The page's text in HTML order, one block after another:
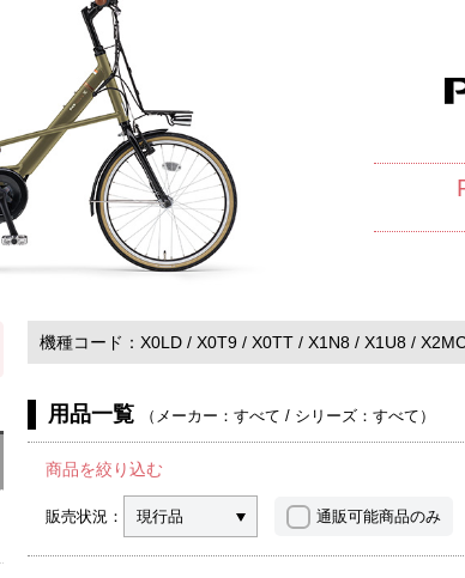
機種コード X0LD X0T9 X0TT X1N8 X1U8
用品一覧 （ メーカー：すべて / シリーズ：すべて ）
商品を絞り込む
販売状況： 現行品 通販可能商品のみ